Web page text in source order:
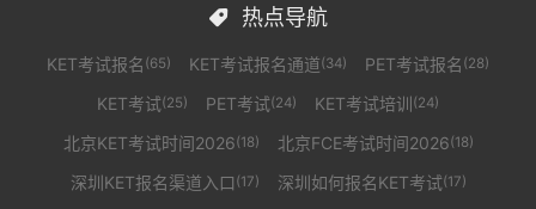
 热点导航
KET考试报名 (65) KET考试报名通道(34) PET考试报名 (28)
KET考试(25) PET考试(24) KET考试培训(24)
北京KET考试时间2026(18) 北京FCE考试时间2026(18)
深圳KET报名渠道入口 (17) 深圳如何报名KET考试(17)